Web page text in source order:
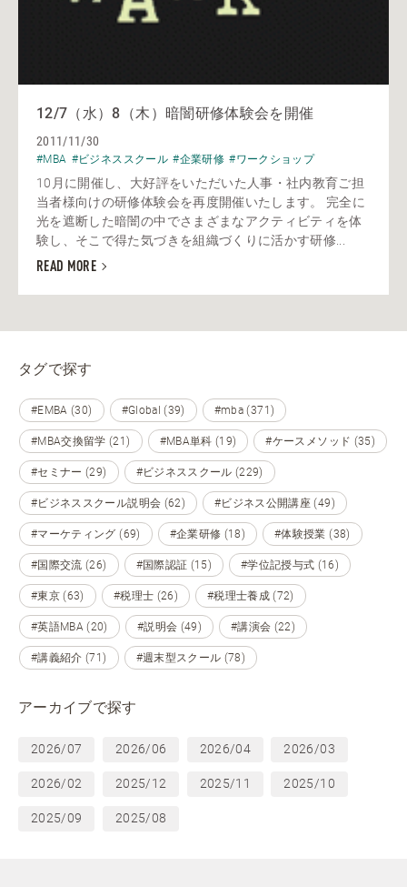
12/7（水）8（木）暗闇研修体験会を開催
2011/11/30
#MBA #ビジネススクール #企業研修 #ワークショップ
10月に開催し、大好評をいただいた人事・社内教育ご担
当者様向けの研修体験会を再度開催いたします。 完全に
光を遮断した暗闇の中でさまざまなアクティビティを体
験し、そこで得た気づきを組織づくりに活かす研修...
READ MORE
タグで探す
#EMBA (30) #Global (39) #mba (371)
#MBA交換留学 (21) #MBA単科 (19) #ケースメソッド (35)
#セミナー (29) #ビジネススクール (229)
#ビジネススクール説明会 (62) #ビジネス公開講座 (49)
#マーケティング (69) #企業研修 (18) #体験授業 (38)
#国際交流 (26) #国際認証 (15) #学位記授与式 (16)
#東京 (63) #税理士 (26) #税理士養成 (72)
#英語MBA (20) #説明会 (49) #講演会 (22)
#講義紹介 (71) #週末型スクール (78)
アーカイブで探す
2026/07 2026/06 2026/04 2026/03
2026/02 2025/12 2025/11 2025/10
2025/09 2025/08